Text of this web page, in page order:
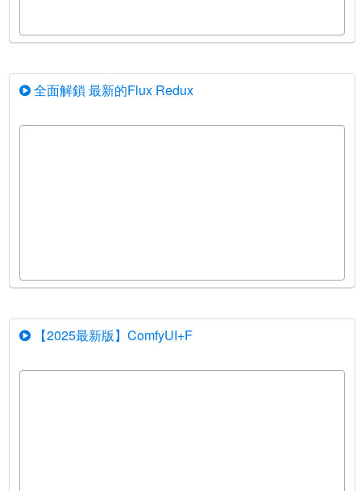
全面解鎖 最新的Flux Redux
【2025最新版】ComfyUI+F